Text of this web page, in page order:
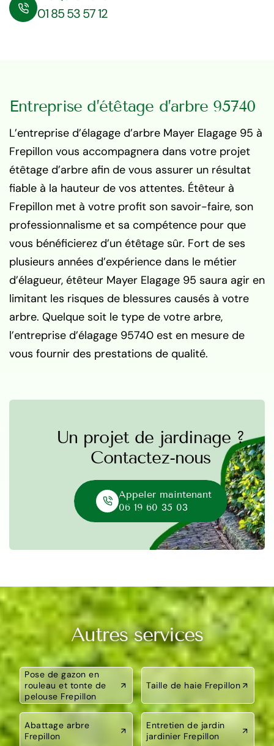
01 85 53 57 12
Entreprise d’étêtage d’arbre 95740
L’entreprise d’élagage d’arbre Mayer Elagage 95 à
Frepillon vous accompagnera dans votre projet
étêtage d’arbre afin de vous assurer un résultat
fiable à la hauteur de vos attentes. Étêteur à
Frepillon met à votre profit son savoir-faire, son
professionnalisme et sa compétence pour que
vous bénéficierez d’un étêtage sûr. Fort de ses
plusieurs années d’expérience dans le métier
d’élagueur, étêteur Mayer Elagage 95 saura agir en
limitant les risques de blessures causés à votre
arbre. Quelque soit le type de votre arbre,
l’entreprise d’élagage 95740 est en mesure de
vous fournir des prestations de qualité.
Un projet de jardinage ?
Contactez-nous
Appeler maintenant
06 19 60 35 03
Autres services
Pose de gazon en
rouleau et tonte de
pelouse Frepillon
Taille de haie Frepillon
Abattage arbre
Frepillon
Entretien de jardin
jardinier Frepillon